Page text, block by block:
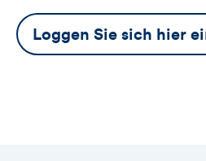
Dieser
Button
Loggen Sie sich hier